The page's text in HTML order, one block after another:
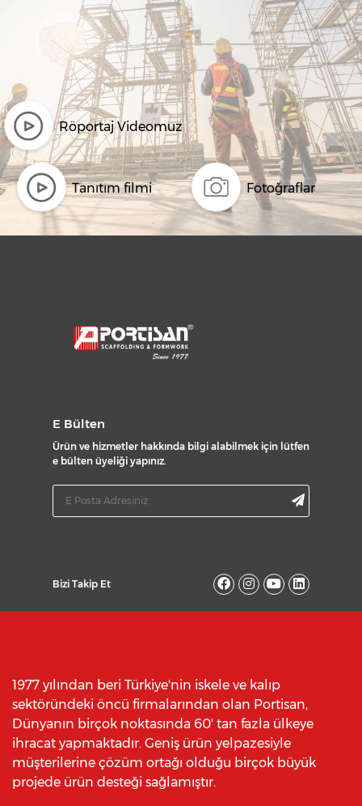
Röportaj Videomuz
Tanıtım filmi Fotoğraflar
E Bülten
Ürün ve hizmetler hakkında bilgi alabilmek için lütfen
e bülten üyeliği yapınız.
Bizi Takip Et
1977 yılından beri Türkiye'nin iskele ve kalıp
sektöründeki öncü firmalarından olan Portisan,
Dünyanın birçok noktasında 60' tan fazla ülkeye
ihracat yapmaktadır. Geniş ürün yelpazesiyle
müşterilerine çözüm ortağı olduğu birçok büyük
projede ürün desteği sağlamıştır.